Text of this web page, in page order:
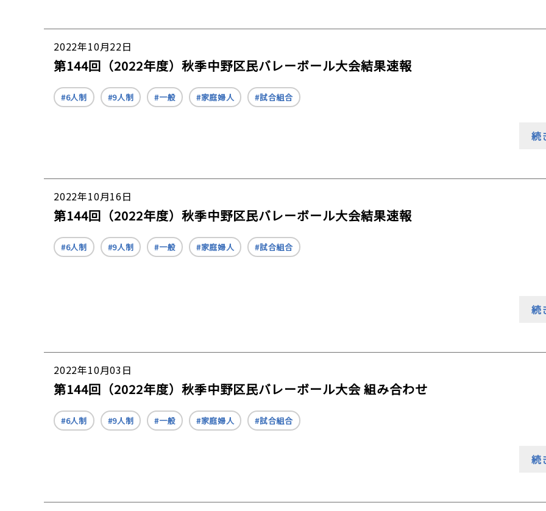
2022年10月22日
第144回（2022年度）秋季中野区民バレーボール大会結果速報
6人制 9人制 一般 家庭婦人 試合組合
続
2022年10月16日
第144回（2022年度）秋季中野区民バレーボール大会結果速報
6人制 9人制 一般 家庭婦人 試合組合
続
2022年10月03日
第144回（2022年度）秋季中野区民バレーボール大会 組み合わせ
6人制 9人制 一般 家庭婦人 試合組合
続